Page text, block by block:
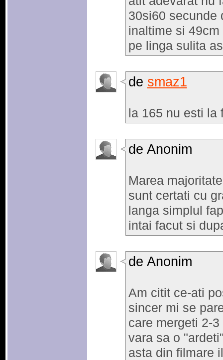
30si60 secunde
inaltime si
pe linga sulita
de smaz1
la 165 nu esti la
de Anonim
Marea
sunt certati cu
langa simplul
intai facut si
de Anonim
Am citit ce-ati
sincer mi se
care mergeti 2-
vara sa o
asta din filmare